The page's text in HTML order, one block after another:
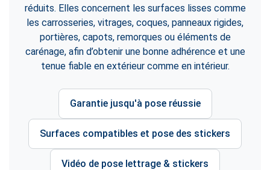
réduits. Elles concernent les surfaces lisses comme
les carrosseries, vitrages, coques, panneaux rigides,
portières, capots, remorques ou éléments de
carénage, afin d’obtenir une bonne adhérence et une
tenue fiable en extérieur comme en intérieur.
Garantie jusqu'à pose réussie
Surfaces compatibles et pose des stickers
Vidéo de pose lettrage & stickers